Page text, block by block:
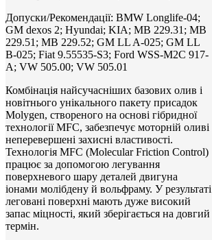
Допуски/Рекомендації: BMW Longlife-04;
GM dexos 2; Hyundai; KIA; MB 229.31; MB
229.51; MB 229.52; GM LL A-025; GM LL
B-025; Fiat 9.55535-S3; Ford WSS-M2C 917-
A; VW 505.00; VW 505.01
Комбінація найсучасніших базових олив і
новітнього унікального пакету присадок
Molygen, створеного на основі гібридної
технології MFC, забезпечує моторній оливі
неперевершені захисні властивості.
Технологія MFC (Molecular Friction Control)
працює за допомогою легування
поверхневого шару деталей двигуна
іонами молібдену й вольфраму. У результаті
леговані поверхні мають дуже високий
запас міцності, який зберігається на довгий
термін.